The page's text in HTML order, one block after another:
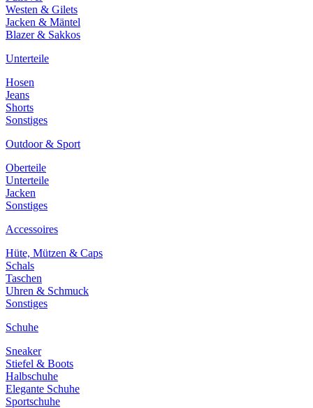
Westen & Gilets
Jacken & Mäntel
Blazer & Sakkos
Unterteile
Hosen
Jeans
Shorts
Sonstiges
Outdoor & Sport
Oberteile
Unterteile
Jacken
Sonstiges
Accessoires
Hüte, Mützen & Caps
Schals
Taschen
Uhren & Schmuck
Sonstiges
Schuhe
Sneaker
Stiefel & Boots
Halbschuhe
Elegante Schuhe
Sportschuhe